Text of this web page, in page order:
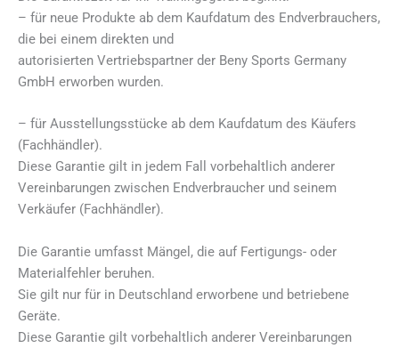
– für neue Produkte ab dem Kaufdatum des Endverbrauchers,
die bei einem direkten und
autorisierten Vertriebspartner der Beny Sports Germany
GmbH erworben wurden.
– für Ausstellungsstücke ab dem Kaufdatum des Käufers
(Fachhändler).
Diese Garantie gilt in jedem Fall vorbehaltlich anderer
Vereinbarungen zwischen Endverbraucher und seinem
Verkäufer (Fachhändler).
Die Garantie umfasst Mängel, die auf Fertigungs- oder
Materialfehler beruhen.
Sie gilt nur für in Deutschland erworbene und betriebene
Geräte.
Diese Garantie gilt vorbehaltlich anderer Vereinbarungen